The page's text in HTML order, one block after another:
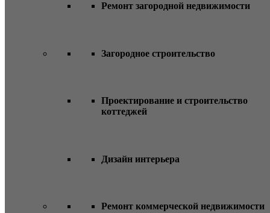
Ремонт загородной недвижимости
Загородное строительство
Проектирование и строительство
коттеджей
Дизайн интерьера
Ремонт коммерческой недвижимости